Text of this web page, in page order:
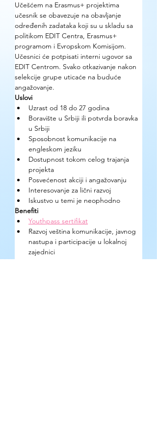
Učešćem na Erasmus+ projektima
učesnik se obavezuje na obavljanje
određenih zadataka koji su u skladu sa
politikom EDIT Centra, Erasmus+
programom i Evropskom Komisijom.
Učesnici će potpisati interni ugovor sa
EDIT Centrom. Svako otkazivanje nakon
selekcije grupe uticaće na buduće
angažovanje.
Uslovi
Uzrast od 18 do 27 godina
Boravište u Srbiji ili potvrda boravka
u Srbiji
Sposobnost komunikacije na
engleskom jeziku
Dostupnost tokom celog trajanja
projekta
Posvećenost akciji i angažovanju
Interesovanje za lični razvoj
Iskustvo u temi je neophodno
Benefiti
Youthpass sertifikat
Razvoj veština komunikacije, javnog
nastupa i participacije u lokalnoj
zajednici